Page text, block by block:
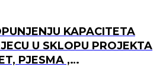
KAPACITETA
U SKLOPU PROJEKTA
PJESMA ,